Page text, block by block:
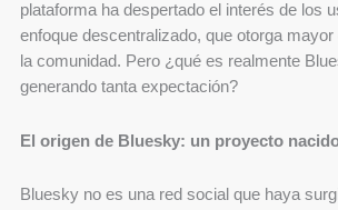
plataforma ha despertado el interés de los
enfoque descentralizado, que otorga
la comunidad. Pero ¿qué es realmente
generando tanta expectación?
El origen de Bluesky: un proyecto
Bluesky no es una red social que haya